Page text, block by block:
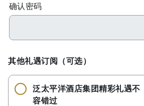
确认密码
其他礼遇订阅（可选）
泛太平洋酒店集团精彩礼遇不
容错过